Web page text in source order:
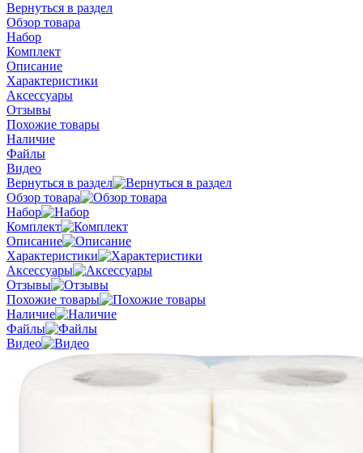
Вернуться в раздел
Обзор товара
Набор
Комплект
Описание
Характеристики
Аксессуары
Отзывы
Похожие товары
Наличие
Файлы
Видео
Вернуться в раздел
Обзор товара
Набор
Комплект
Описание
Характеристики
Аксессуары
Отзывы
Похожие товары
Наличие
Файлы
Видео